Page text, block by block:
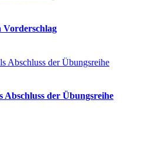
Vorderschlag
Abschluss der Übungsreihe